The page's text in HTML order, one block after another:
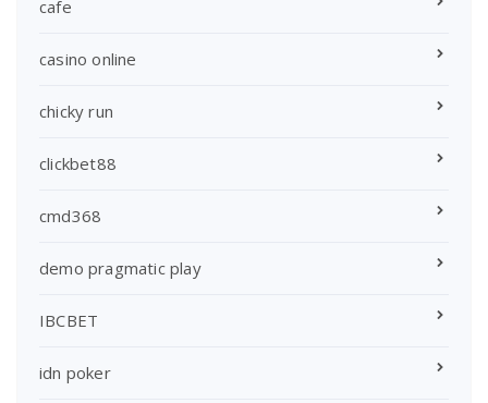
cafe
casino online
chicky run
clickbet88
cmd368
demo pragmatic play
IBCBET
idn poker